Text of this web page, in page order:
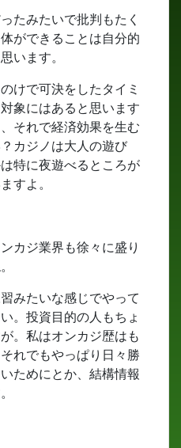
たみたいで批判もたく
ができることは自分的
います。
けで可決をしたタイミ
象にはあると思います
それで経済効果を生む
カジノは大人の遊び
特に夜遊べるところが
すよ。
カジ業界も徐々に盛り
みたいな感じでやって
。投資目的の人もちょ
。私はオンカジ歴はも
れでもやっぱり日々勝
ためにとか、結構情報